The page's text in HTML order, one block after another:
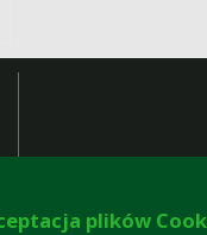
plików